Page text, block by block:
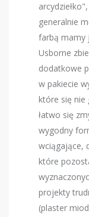
generalnie
farbą mamy
Usborne
dodatkowe
w pakiecie
które się nie
łatwo się
wygodny
wciągające,
które
projekty
(plaster